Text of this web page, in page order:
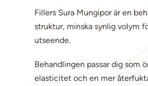
Fillers Sura Mungipor är en
struktur, minska synlig volym
utseende.
Behandlingen passar dig som
elasticitet och en mer